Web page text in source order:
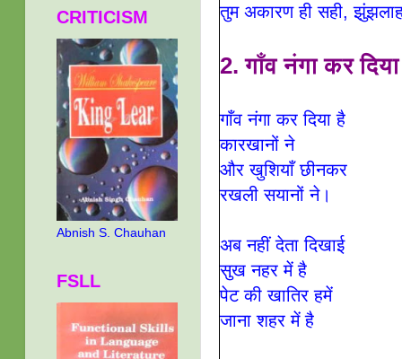
तुम अकारण ही सही,
2. गाँव नंगा कर
गाँव नंगा कर दिया है
कारखानों ने
और खुशियाँ छीनकर
रखली सयानों ने।
अब नहीं देता दिखाई
सुख नहर में है
पेट की खातिर हमें
जाना शहर में है
CRITICISM
Abnish S. Chauhan
FSLL